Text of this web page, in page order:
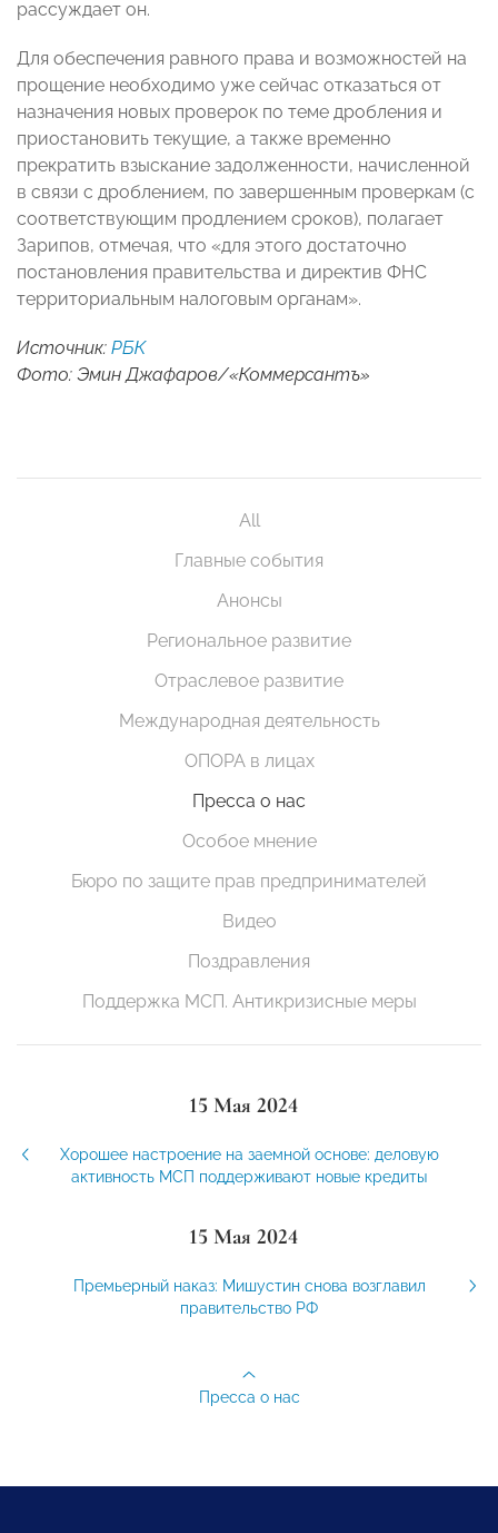
рассуждает он.
Для обеспечения равного права и возможностей на
прощение необходимо уже сейчас отказаться от
назначения новых проверок по теме дробления и
приостановить текущие, а также временно
прекратить взыскание задолженности, начисленной
в связи с дроблением, по завершенным проверкам (с
соответствующим продлением сроков), полагает
Зарипов, отмечая, что «для этого достаточно
постановления правительства и директив ФНС
территориальным налоговым органам».
Источник: РБК
Фото: Эмин Джафаров/«Коммерсантъ»
All
Главные события
Анонсы
Региональное развитие
Отраслевое развитие
Международная деятельность
ОПОРА в лицах
Пресса о нас
Особое мнение
Бюро по защите прав предпринимателей
Видео
Поздравления
Поддержка МСП. Антикризисные меры
15 Мая 2024
Хорошее настроение на заемной основе: деловую
активность МСП поддерживают новые кредиты
15 Мая 2024
Премьерный наказ: Мишустин снова возглавил
правительство РФ
Пресса о нас